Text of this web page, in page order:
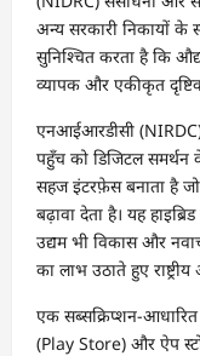
अन्य सरकारी निकायों के
सुनिश्चित करता है कि
व्यापक और एकीकृत
एनआईआरडीसी (NIRDC)
पहुँच को डिजिटल
सहज इंटरफ़ेस बनाता है जो
बढ़ावा देता है। यह
उद्यम भी विकास और
का लाभ उठाते हुए
एक सब्सक्रिप्शन-
(Play Store) और ऐप